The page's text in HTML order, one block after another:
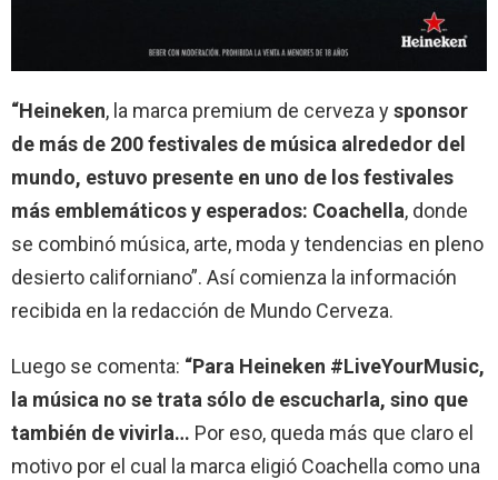
“Heineken, la marca premium de cerveza ysponsor
de más de 200 festivales de música alrededor del
mundo, estuvo presente en uno de los festivales
más emblemáticos y esperados: Coachella, donde
se combinó música, arte, moda y tendencias en pleno
desierto californiano”. Así comienza la información
recibida en la redacción de Mundo Cerveza.
Luego se comenta: “Para Heineken #LiveYourMusic,
la música no se trata sólo de escucharla, sino que
también de vivirla… Por eso, queda más que claro el
motivo por el cual la marca eligió Coachella como una